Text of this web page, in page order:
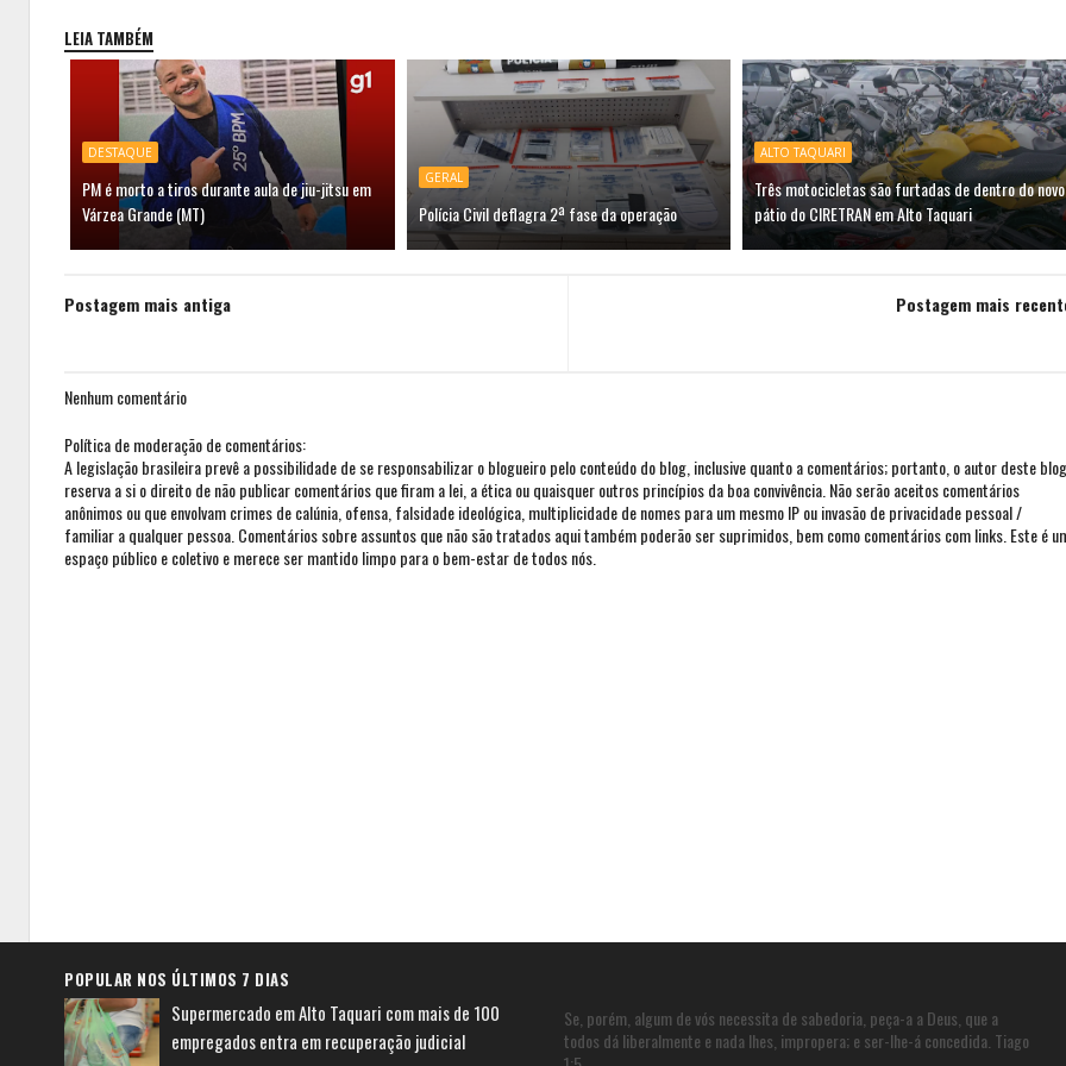
LEIA TAMBÉM
DESTAQUE
PM é morto a tiros durante aula de jiu-jitsu em
Várzea Grande (MT)
GERAL
Polícia Civil deflagra 2ª fase da operação
ALTO TAQUARI
Três motocicletas são furtadas de dentro do novo
pátio do CIRETRAN em Alto Taquari
Postagem mais
Postagem mais antiga
Nenhum comentário
Política de moderação de comentários:
A legislação brasileira prevê a possibilidade de se responsabilizar o blogueiro pelo conteúdo do blog, inclusive quanto a comentários; portanto, o autor deste blog
reserva a si o direito de não publicar comentários que firam a lei, a ética ou quaisquer outros princípios da boa convivência. Não serão aceitos comentários
anônimos ou que envolvam crimes de calúnia, ofensa, falsidade ideológica, multiplicidade de nomes para um mesmo IP ou invasão de privacidade pessoal /
familiar a qualquer pessoa. Comentários sobre assuntos que não são tratados aqui também poderão ser suprimidos, bem como comentários com links. Este é
espaço público e coletivo e merece ser mantido limpo para o bem-estar de todos nós.
POPULAR NOS ÚLTIMOS 7 DIAS
Supermercado em Alto Taquari com mais de 100
empregados entra em recuperação judicial
Se, porém, algum de vós necessita de sabedoria, peça-a a Deus, que a
todos dá liberalmente e nada lhes, impropera; e ser-lhe-á concedida. Tiago